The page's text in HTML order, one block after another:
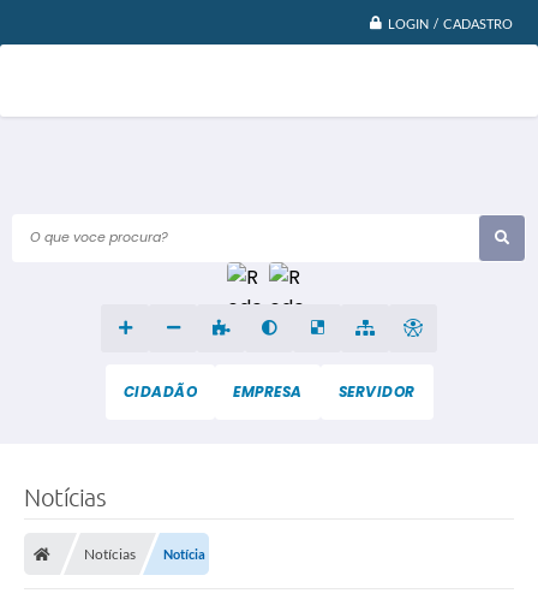
LOGIN / CADASTRO
O que voce procura?
CIDADÃO EMPRESA SERVIDOR
Notícias
Notícias Notícia